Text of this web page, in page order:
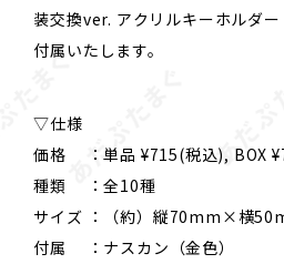
装交換ver. アクリルキーホルダ
付属いたします。
▽仕様
価格 ：単品 ¥715(税込), BOX
種類 ：全10種
サイズ ：（約）縦70mm×横
付属 ：ナスカン（金色）